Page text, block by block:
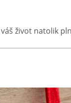
život natolik